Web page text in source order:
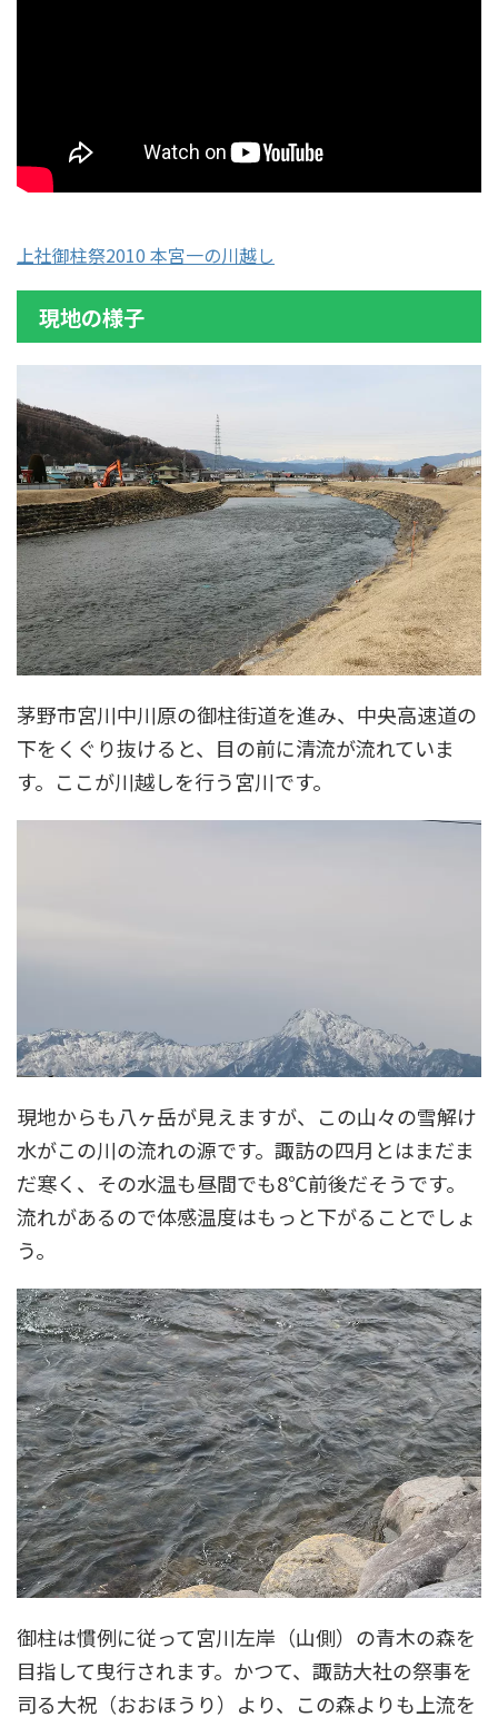
上社御柱祭2010 本宮一の川越し
現地の様子
茅野市宮川中川原の御柱街道を進み、中央高速道の
下をくぐり抜けると、目の前に清流が流れていま
す。ここが川越しを行う宮川です。
現地からも八ヶ岳が見えますが、この山々の雪解け
水がこの川の流れの源です。諏訪の四月とはまだま
だ寒く、その水温も昼間でも8℃前後だそうです。
流れがあるので体感温度はもっと下がることでしょ
う。
御柱は慣例に従って宮川左岸（山側）の青木の森を
目指して曳行されます。かつて、諏訪大社の祭事を
司る大祝（おおほうり）より、この森よりも上流を